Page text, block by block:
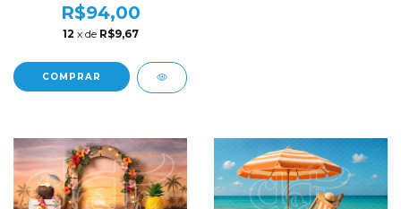
R$94,00
12 x de R$9,67
COMPRAR